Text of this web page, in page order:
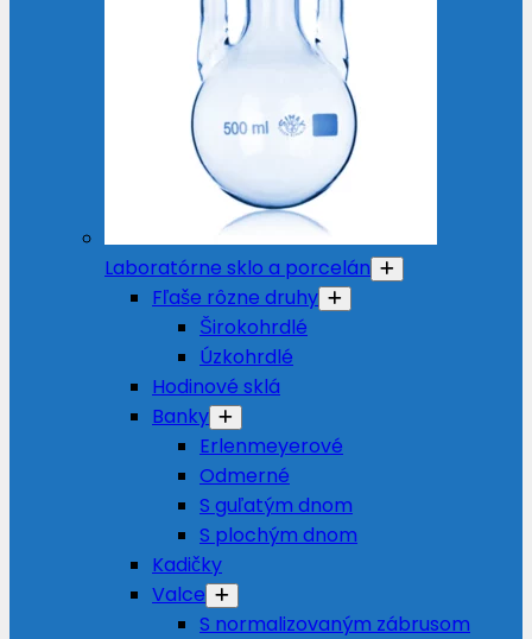
Laboratórne sklo a porcelán
Fľaše rôzne druhy
Širokohrdlé
Úzkohrdlé
Hodinové sklá
Banky
Erlenmeyerové
Odmerné
S guľatým dnom
S plochým dnom
Kadičky
Valce
S normalizovaným zábrusom